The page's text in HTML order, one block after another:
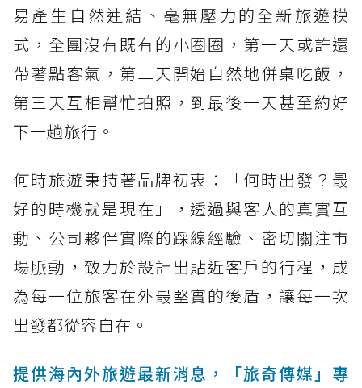
易產生自然連結、毫無壓力的全新旅遊模
式，全團沒有既有的小圈圈，第一天或許還
帶著點客氣，第二天開始自然地併桌吃飯，
第三天互相幫忙拍照，到最後一天甚至約好
下一趟旅行。
何時旅遊秉持著品牌初衷：「何時出發？最
好的時機就是現在」，透過與客人的真實互
動、公司夥伴實際的踩線經驗、密切關注市
場脈動，致力於設計出貼近客戶的行程，成
為每一位旅客在外最堅實的後盾，讓每一次
出發都從容自在。
提供海內外旅遊最新消息，「旅奇傳媒」專